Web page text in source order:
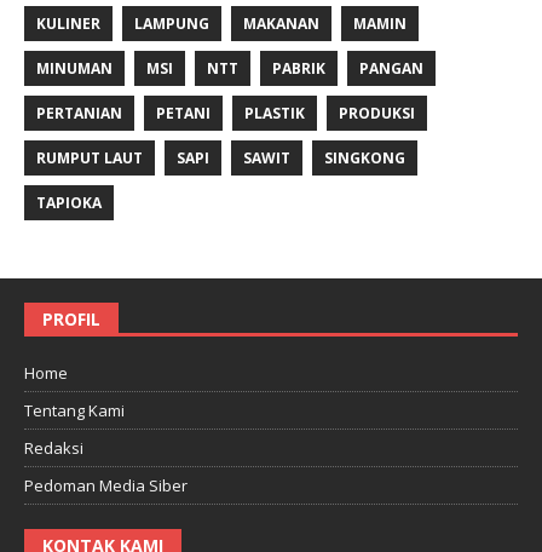
KULINER LAMPUNG MAKANAN MAMIN
MINUMAN MSI NTT PABRIK PANGAN
PERTANIAN PETANI PLASTIK PRODUKSI
RUMPUT LAUT SAPI SAWIT SINGKONG
TAPIOKA
PROFIL
Home
Tentang Kami
Redaksi
Pedoman Media Siber
KONTAK KAMI